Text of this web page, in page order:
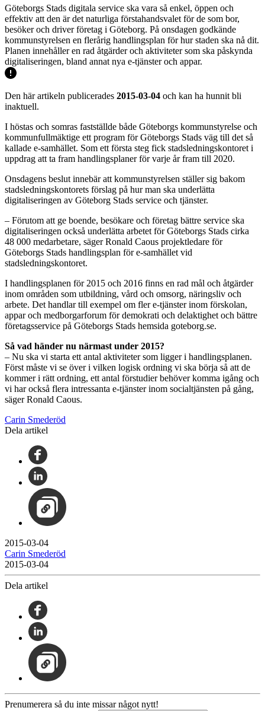
Göteborgs Stads digitala service ska vara så enkel, öppen och
effektiv att den är det naturliga förstahandsvalet för de som bor,
besöker och driver företag i Göteborg. På onsdagen godkände
kommunstyrelsen en flerårig handlingsplan för hur staden ska nå dit.
Planen innehåller en rad åtgärder och aktiviteter som ska påskynda
digitaliseringen, bland annat nya e-tjänster och appar.
Den här artikeln publicerades 2015-03-04 och kan ha hunnit bli
inaktuell.
I höstas och somras fastställde både Göteborgs kommunstyrelse och
kommunfullmäktige ett program för Göteborgs Stads väg till det så
kallade e-samhället. Som ett första steg fick stadsledningskontoret i
uppdrag att ta fram handlingsplaner för varje år fram till 2020.
Onsdagens beslut innebär att kommunstyrelsen ställer sig bakom
stadsledningskontorets förslag på hur man ska underlätta
digitaliseringen av Göteborg Stads service och tjänster.
– Förutom att ge boende, besökare och företag bättre service ska
digitaliseringen också underlätta arbetet för Göteborgs Stads cirka
48 000 medarbetare, säger Ronald Caous projektledare för
Göteborgs Stads handlingsplan för e-samhället vid
stadsledningskontoret.
I handlingsplanen för 2015 och 2016 finns en rad mål och åtgärder
inom områden som utbildning, vård och omsorg, näringsliv och
arbete. Det handlar till exempel om fler e-tjänster inom förskolan,
appar och medborgarforum för demokrati och delaktighet och bättre
företagsservice på Göteborgs Stads hemsida goteborg.se.
Så vad händer nu närmast under 2015?
– Nu ska vi starta ett antal aktiviteter som ligger i handlingsplanen.
Först måste vi se över i vilken logisk ordning vi ska börja så att de
kommer i rätt ordning, ett antal förstudier behöver komma igång och
vi har också flera intressanta e-tjänster inom socialtjänsten på gång,
säger Ronald Caous.
Carin Smederöd
Dela artikel
2015-03-04
Carin Smederöd
2015-03-04
Dela artikel
Prenumerera så du inte missar något nytt!